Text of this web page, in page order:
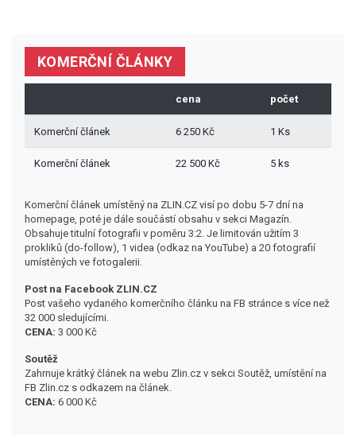
KOMERČNÍ ČLÁNKY
cena počet
Komerční článek 6 250 Kč 1 Ks
Komerční článek 22 500 Kč 5 ks
Komerční článek umístěný na ZLIN.CZ visí po dobu 5-7 dní na
homepage, poté je dále součástí obsahu v sekci Magazín.
Obsahuje titulní fotografii v poměru 3:2. Je limitován užitím 3
prokliků (do-follow), 1 videa (odkaz na YouTube) a 20 fotografií
umístěných ve fotogalerii.
Post na Facebook ZLIN.CZ
Post vašeho vydaného komerčního článku na FB stránce s více než
32 000 sledujícími.
CENA: 3 000 Kč
Soutěž
Zahrnuje krátký článek na webu Zlin.cz v sekci Soutěž, umístění na
FB Zlin.cz s odkazem na článek.
CENA: 6 000 Kč